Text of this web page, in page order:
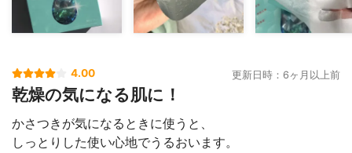
4.00 更新日時：6ヶ月以上前
乾燥の気になる肌に！
かさつきが気になるときに使うと、
しっとりした使い心地でうるおいます。